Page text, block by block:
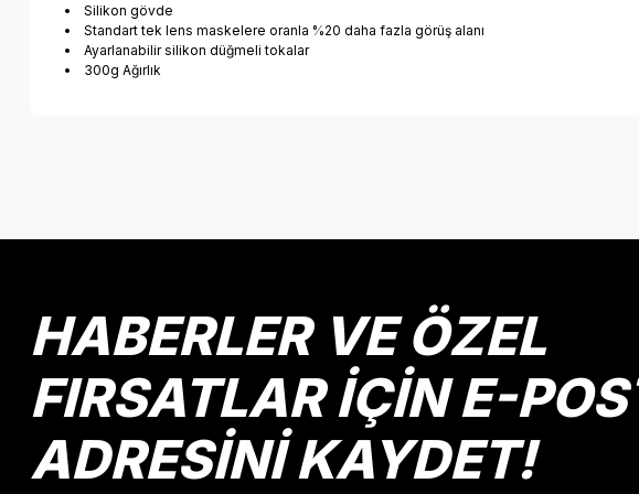
Silikon gövde
Standart tek lens maskelere oranla %20 daha fazla görüş alanı
Ayarlanabilir silikon düğmeli tokalar
300g Ağırlık
Ürün resmi kalitesiz, bozuk veya görüntülenemiyor.
Ürün fiyatı diğer sitelerden daha pahalı.
HABERLER VE ÖZEL
FIRSATLAR İÇİN E-
ADRESİNİ KAYDET!